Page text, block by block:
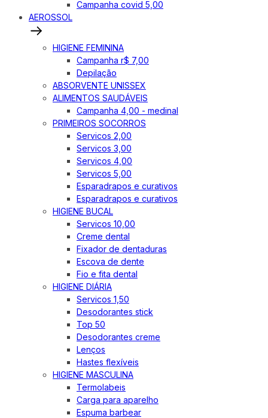
Campanha covid 5,00
AEROSSOL
HIGIENE FEMININA
Campanha r$ 7,00
Depilação
ABSORVENTE UNISSEX
ALIMENTOS SAUDÁVEIS
Campanha 4,00 - medinal
PRIMEIROS SOCORROS
Servicos 2,00
Servicos 3,00
Servicos 4,00
Servicos 5,00
Esparadrapos e curativos
Esparadrapos e curativos
HIGIENE BUCAL
Servicos 10,00
Creme dental
Fixador de dentaduras
Escova de dente
Fio e fita dental
HIGIENE DIÁRIA
Servicos 1,50
Desodorantes stick
Top 50
Desodorantes creme
Lenços
Hastes flexíveis
HIGIENE MASCULINA
Termolabeis
Carga para aparelho
Espuma barbear